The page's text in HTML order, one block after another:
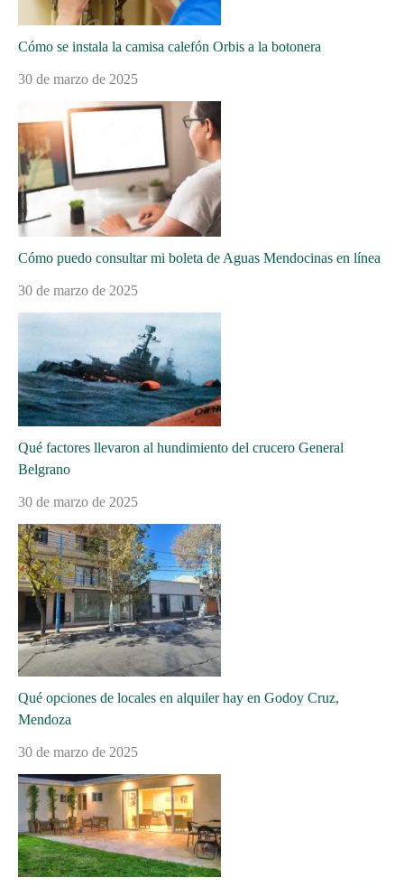
Cómo se instala la camisa calefón Orbis a la botonera
30 de marzo de 2025
Cómo puedo consultar mi boleta de Aguas Mendocinas en línea
30 de marzo de 2025
Qué factores llevaron al hundimiento del crucero General
Belgrano
30 de marzo de 2025
Qué opciones de locales en alquiler hay en Godoy Cruz,
Mendoza
30 de marzo de 2025